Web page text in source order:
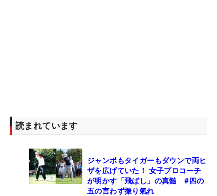
読まれています
ジャンボもタイガーもダウンで両ヒ
ザを広げていた！ 女子プロコーチ
が明かす「飛ばし」の真髄 #四の
五の言わず振り氣れ